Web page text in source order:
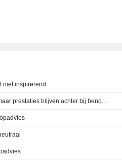
niet inspirerend
Nettoactiva Murray International stijgen, maar prestaties blijven achter bij benchmark